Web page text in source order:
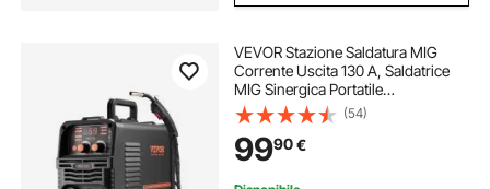
VEVOR Stazione Saldatura MIG
Corrente Uscita 130 A, Saldatrice
MIG Sinergica Portatile
Multiprocesso Senza Gas Saldatrice
MMA Lift TIG 3 in 1 Saldatrice con
Tecnologia IGBT Inverter, Schermo
Digitale
(54)
9990€